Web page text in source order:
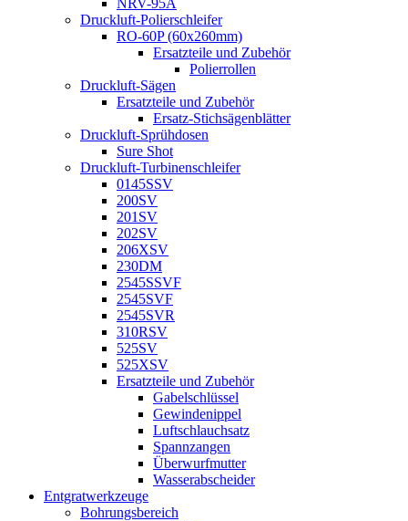
NRV-95A
Druckluft-Polierschleifer
RO-60P (60x260mm)
Ersatzteile und Zubehör
Polierrollen
Druckluft-Sägen
Ersatzteile und Zubehör
Ersatz-Stichsägenblätter
Druckluft-Sprühdosen
Sure Shot
Druckluft-Turbinenschleifer
0145SSV
200SV
201SV
202SV
206XSV
230DM
2545SSVF
2545SVF
2545SVR
310RSV
525SV
525XSV
Ersatzteile und Zubehör
Gabelschlüssel
Gewindenippel
Luftschlauchsatz
Spannzangen
Überwurfmutter
Wasserabscheider
Entgratwerkzeuge
Bohrungsbereich